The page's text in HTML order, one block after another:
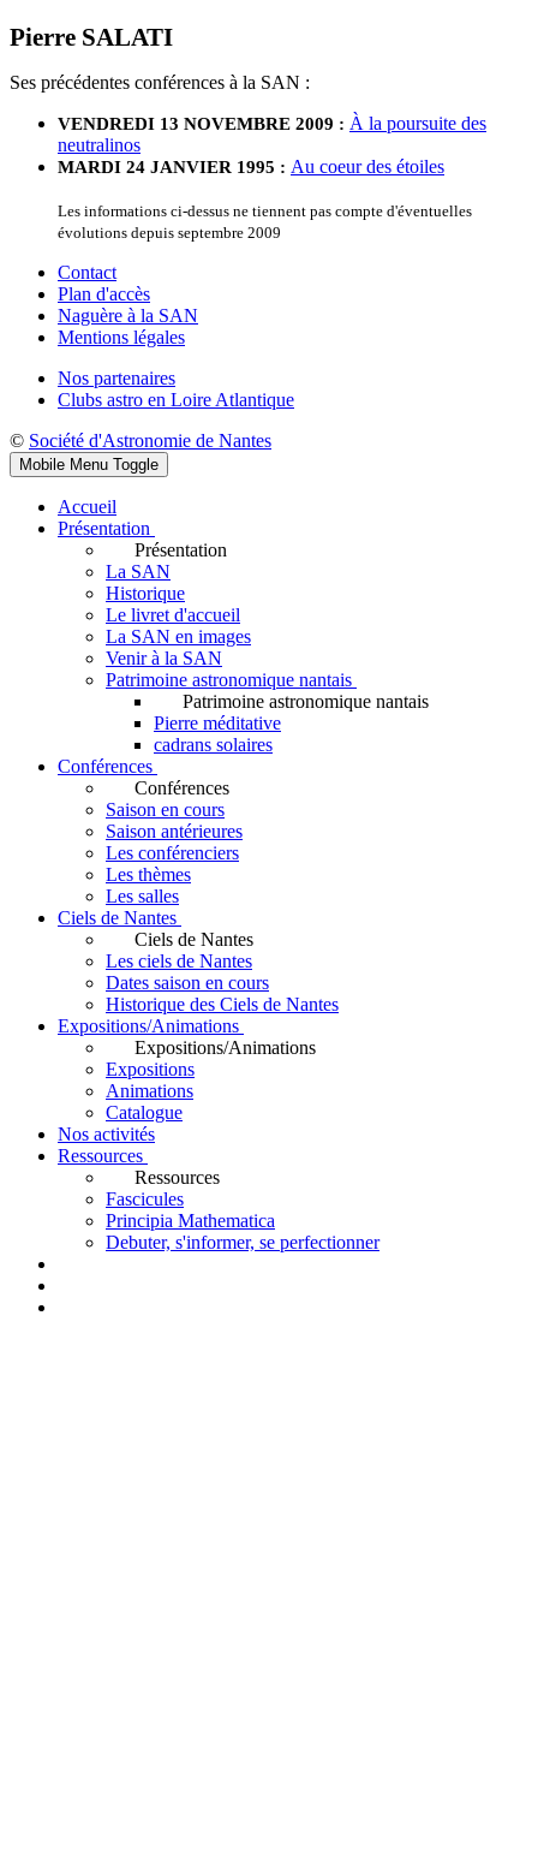
Pierre SALATI
Ses précédentes conférences à la SAN :
VENDREDI 13 NOVEMBRE 2009 : À la poursuite des
neutralinos
MARDI 24 JANVIER 1995 : Au coeur des étoiles
Les informations ci-dessus ne tiennent pas compte d'éventuelles
évolutions depuis septembre 2009
Contact
Plan d'accès
Naguère à la SAN
Mentions légales
Nos partenaires
Clubs astro en Loire Atlantique
© Société d'Astronomie de Nantes
Mobile Menu Toggle
Accueil
Présentation
Présentation
La SAN
Historique
Le livret d'accueil
La SAN en images
Venir à la SAN
Patrimoine astronomique nantais
Patrimoine astronomique nantais
Pierre méditative
cadrans solaires
Conférences
Conférences
Saison en cours
Saison antérieures
Les conférenciers
Les thèmes
Les salles
Ciels de Nantes
Ciels de Nantes
Les ciels de Nantes
Dates saison en cours
Historique des Ciels de Nantes
Expositions/Animations
Expositions/Animations
Expositions
Animations
Catalogue
Nos activités
Ressources
Ressources
Fascicules
Principia Mathematica
Debuter, s'informer, se perfectionner